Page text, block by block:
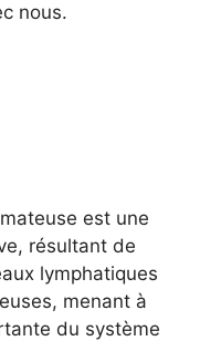
nous.
est une
résultant de
lymphatiques
menant à
du système